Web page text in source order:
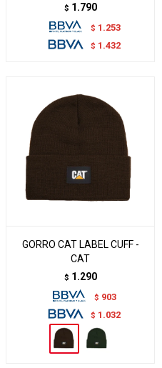
$ 1.790
$ 1.253
$ 1.432
GORRO CAT LABEL CUFF -
CAT
$ 1.290
$ 903
$ 1.032